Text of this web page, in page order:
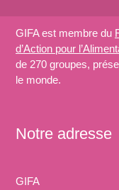
GIFA est membre du
d’Action pour
de 270 groupes,
le monde.
Notre adresse
GIFA